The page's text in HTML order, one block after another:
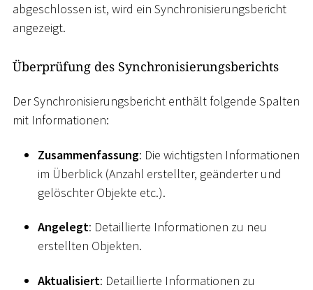
abgeschlossen ist, wird ein Synchronisierungsbericht
angezeigt.
Überprüfung des Synchronisierungsberichts
Der Synchronisierungsbericht enthält folgende Spalten
mit Informationen:
Zusammenfassung: Die wichtigsten Informationen
im Überblick (Anzahl erstellter, geänderter und
gelöschter Objekte etc.).
Angelegt: Detaillierte Informationen zu neu
erstellten Objekten.
Aktualisiert: Detaillierte Informationen zu